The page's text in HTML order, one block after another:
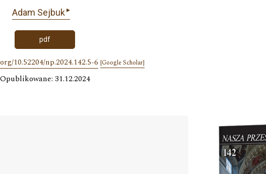
Adam Sejbuk▸
pdf
10.52204/np.2024.142.5-6 [Google Scholar]
Opublikowane: 31.12.2024
Cover